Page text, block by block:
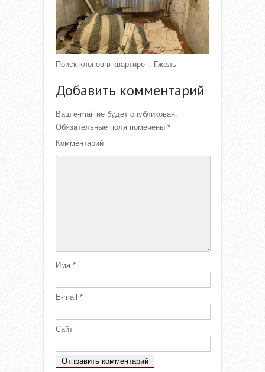
Поиск клопов в квартире г. Гжель
Добавить комментарий
Ваш e-mail не будет опубликован.
Обязательные поля помечены *
Комментарий
Имя *
E-mail *
Сайт